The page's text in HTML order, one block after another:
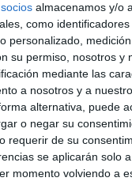
socios almacenamos y/o
como
personalizado,
su permiso, nosotros y
mediante las
a nosotros y a
alternativa, puede
o negar su
requerir de su
se aplicarán solo
momento volviendo a